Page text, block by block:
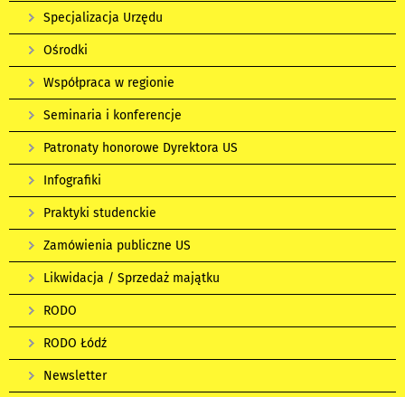
Specjalizacja Urzędu
Ośrodki
Współpraca w regionie
Seminaria i konferencje
Patronaty honorowe Dyrektora US
Infografiki
Praktyki studenckie
Zamówienia publiczne US
Likwidacja / Sprzedaż majątku
RODO
RODO Łódź
Newsletter